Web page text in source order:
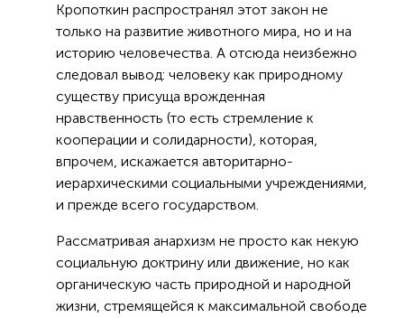
Кропоткин распространял этот закон не
только на развитие животного мира, но и на
историю человечества. А отсюда неизбежно
следовал вывод: человеку как природному
существу присуща врожденная
нравственность (то есть стремление к
кооперации и солидарности), которая,
впрочем, искажается авторитарно-
иерархическими социальными учреждениями,
и прежде всего государством.
Рассматривая анархизм не просто как некую
социальную доктрину или движение, но как
органическую часть природной и народной
жизни, стремящейся к максимальной свободе